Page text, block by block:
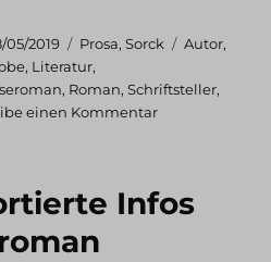
05/2019 Kategorien
Prosa,Sorck Autor,
, Literatur,
, Roman,Schriftsteller,
einen Kommentarzu
Infos